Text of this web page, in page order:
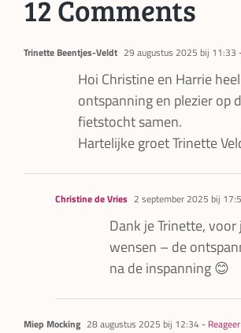
12 Comments
Trinette Beentjes-Veldt 29 augustus 2025 bij 11:33
Hoi Christine en Harrie
ontspanning en plezier op
fietstocht samen.
Hartelijke groet Trinette
Christine de Vries 2 september 2025 bij
Dank je Trinette,
wensen – de
na de inspanning 😊
Miep Mocking 28 augustus 2025 bij 12:34 - Reageer